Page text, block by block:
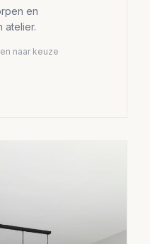
en
atelier.
naar keuze